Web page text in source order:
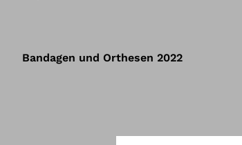
Bandagen und Orthesen 2022